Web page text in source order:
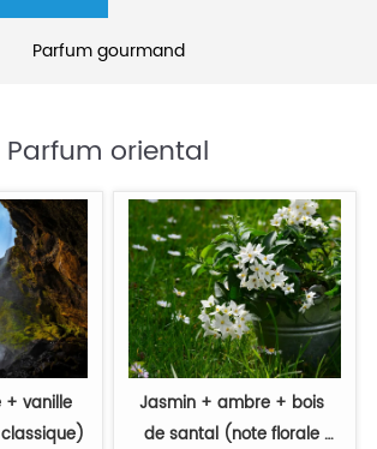
Parfum gourmand
Parfum oriental
+ vanille
Jasmin + ambre + bois
de santal (note florale